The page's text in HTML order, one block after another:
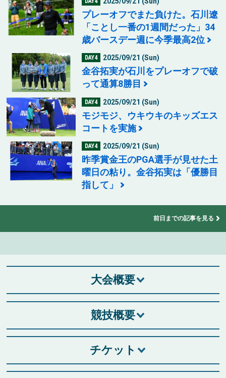
プレーオフでまた負けた。石川遼
「ことし一番の1週間だった」34
歳バースデー週に今季最高2位
DAY4 2025/09/21 (Sun)
金谷拓実が石川をプレーオフで破
って通算8勝目
DAY4 2025/09/21 (Sun)
モジモジ、ウキウキのキッズエス
コートを実施
DAY4 2025/09/21 (Sun)
昨季賞金王のPGA選手が見せた土
曜日の粘り。金谷拓実は「優勝目
指して」
前日までの記事を見る
大会概要
競技概要
チケット